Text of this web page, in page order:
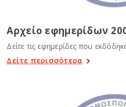
Αρχείο εφημερίδων
Δείτε τις εφημερίδες που
Δείτε περισσότερα